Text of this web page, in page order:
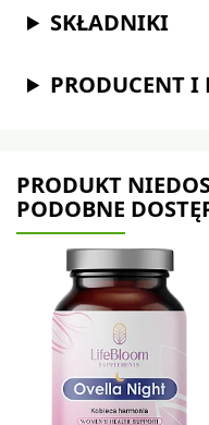
SKŁADNIKI
PRODUCENT I
PRODUKT
PODOBNE